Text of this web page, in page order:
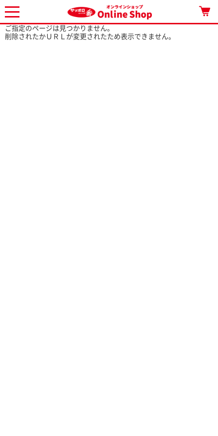
ご指定のページは見つかりません。
削除されたかＵＲＬが変更されたため表示できません。